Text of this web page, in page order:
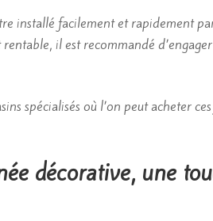
installé facilement et rapidement
il est recommandé
spécialisés où l’on peut acheter
décorative, une